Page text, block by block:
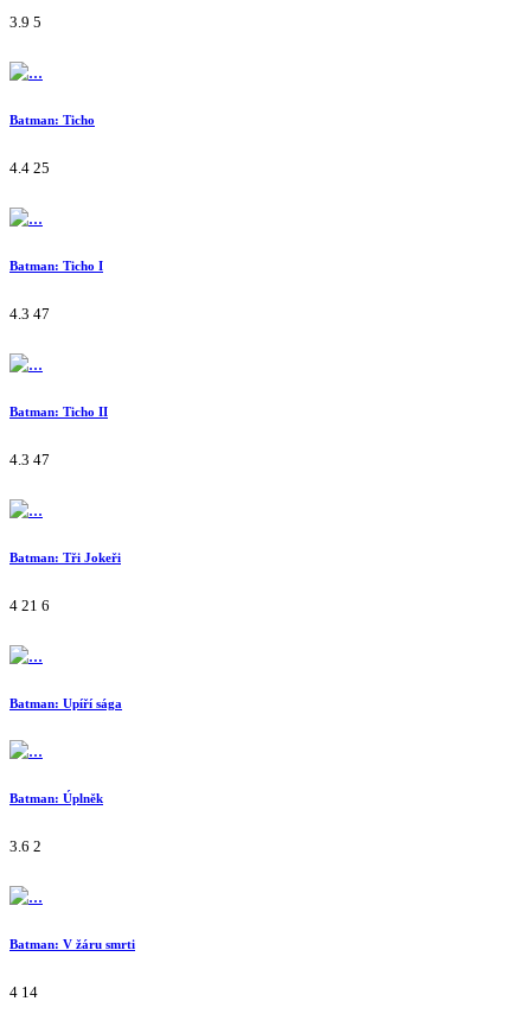
3.9 5
Batman: Ticho
4.4 25
Batman: Ticho I
4.3 47
Batman: Ticho II
4.3 47
Batman: Tři Jokeři
4 21 6
Batman: Upíří sága
Batman: Úplněk
3.6 2
Batman: V žáru smrti
4 14